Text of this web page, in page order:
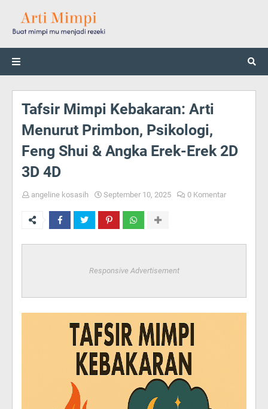
Tafsir Mimpi Kebakaran: Arti
Menurut Primbon, Psikologi,
Feng Shui & Angka Erek-Erek 2D
3D 4D
angeline kosasih September 10, 2025 0 Komentar
Responsive Advertisement